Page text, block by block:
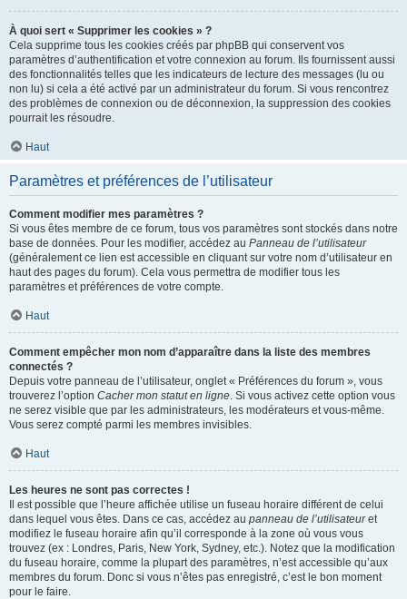
À quoi sert « Supprimer les cookies » ?
Cela supprime tous les cookies créés par phpBB qui conservent vos
paramètres d’authentification et votre connexion au forum. Ils fournissent aussi
des fonctionnalités telles que les indicateurs de lecture des messages (lu ou
non lu) si cela a été activé par un administrateur du forum. Si vous rencontrez
des problèmes de connexion ou de déconnexion, la suppression des cookies
pourrait les résoudre.
Haut
Paramètres et préférences de l’utilisateur
Comment modifier mes paramètres ?
Si vous êtes membre de ce forum, tous vos paramètres sont stockés dans notre
base de données. Pour les modifier, accédez au Panneau de l’utilisateur
(généralement ce lien est accessible en cliquant sur votre nom d’utilisateur en
haut des pages du forum). Cela vous permettra de modifier tous les
paramètres et préférences de votre compte.
Haut
Comment empêcher mon nom d’apparaître dans la liste des membres
connectés ?
Depuis votre panneau de l’utilisateur, onglet « Préférences du forum », vous
trouverez l’option Cacher mon statut en ligne. Si vous activez cette option vous
ne serez visible que par les administrateurs, les modérateurs et vous-même.
Vous serez compté parmi les membres invisibles.
Haut
Les heures ne sont pas correctes !
Il est possible que l’heure affichée utilise un fuseau horaire différent de celui
dans lequel vous êtes. Dans ce cas, accédez au panneau de l’utilisateuret
modifiez le fuseau horaire afin qu’il corresponde à la zone où vous vous
trouvez (ex : Londres, Paris, New York, Sydney, etc.). Notez que la modification
du fuseau horaire, comme la plupart des paramètres, n’est accessible qu’aux
membres du forum. Donc si vous n’êtes pas enregistré, c’est le bon moment
pour le faire.